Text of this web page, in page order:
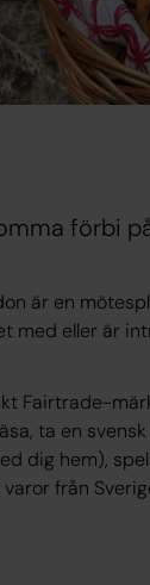
förbi
är en
med eller är
Fairtrade-
ta en
dig hem),
från